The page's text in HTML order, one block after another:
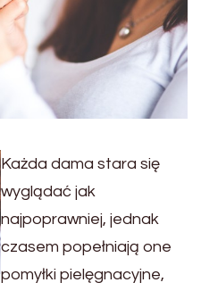
Każda dama stara się
wyglądać jak
najpoprawniej, jednak
czasem popełniają one
pomyłki pielęgnacyjne,